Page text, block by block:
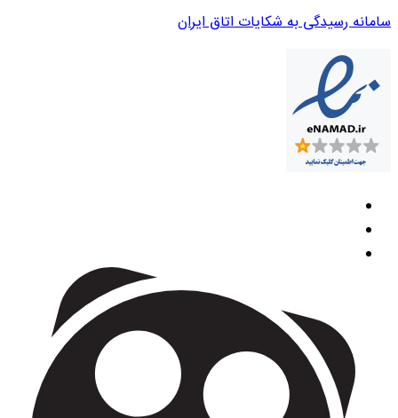
سامانه رسیدگی به شکایات اتاق ایران